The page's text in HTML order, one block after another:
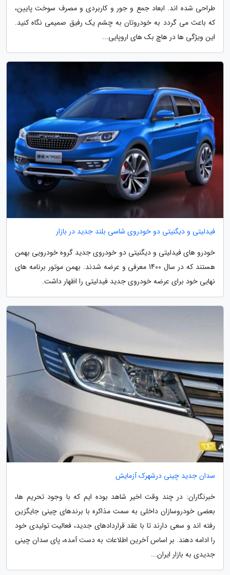
طراحی شده اند. ابعاد جمع و جور و کاربردی و مصرف سوخت پایین،
که باعث می گردد به خودروتان به چشم یک رفیق صمیمی نگاه کنید.
این ویژگی ها در هاچ بک های اروپایی...
فیدلیتی و دیگنیتی دو خودروی شاسی بلند جدید در بازار
خودرو های فیدلیتی و دیگنیتی دو خودروی جدید گروه خودرویی بهمن
هستند که در سال 1400 معرفی و عرضه شدند. بهمن موتور برنامه های
نهایی خود برای عرضه خودروی جدید فیدلیتی را اظهار داشت.
سدان جدید چینی درشهرک آزمایش
خبرنگاران: در چند وقت اخیر شاهد بوده ایم که با وجود تحریم ها،
بعضی خودروسازان داخلی به سمت مذاکره با برندهای چینی جایگزین
رفته اند و سعی دارند تا با عقد قراردادهای جدید، فعالیت تولیدی خود
را ادامه دهند. بر اساس آخرین اطلاعات به دست آمده، پای سدان چینی
جدیدی به بازار ایران...